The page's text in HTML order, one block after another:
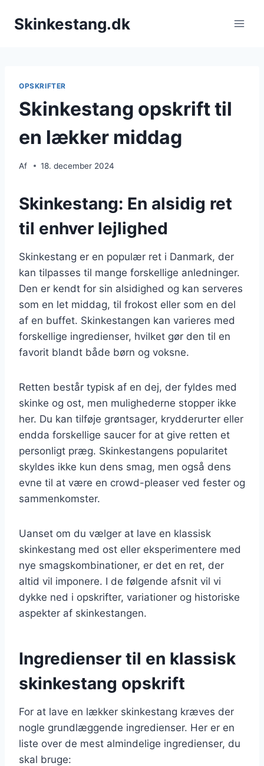
Skinkestang.dk
OPSKRIFTER
Skinkestang opskrift til
en lækker middag
Af 18. december 2024
Skinkestang: En alsidig ret
til enhver lejlighed
Skinkestang er en populær ret i Danmark, der
kan tilpasses til mange forskellige anledninger.
Den er kendt for sin alsidighed og kan serveres
som en let middag, til frokost eller som en del
af en buffet. Skinkestangen kan varieres med
forskellige ingredienser, hvilket gør den til en
favorit blandt både børn og voksne.
Retten består typisk af en dej, der fyldes med
skinke og ost, men mulighederne stopper ikke
her. Du kan tilføje grøntsager, krydderurter eller
endda forskellige saucer for at give retten et
personligt præg. Skinkestangens popularitet
skyldes ikke kun dens smag, men også dens
evne til at være en crowd-pleaser ved fester og
sammenkomster.
Uanset om du vælger at lave en klassisk
skinkestang med ost eller eksperimentere med
nye smagskombinationer, er det en ret, der
altid vil imponere. I de følgende afsnit vil vi
dykke ned i opskrifter, variationer og historiske
aspekter af skinkestangen.
Ingredienser til en klassisk
skinkestang opskrift
For at lave en lækker skinkestang kræves der
nogle grundlæggende ingredienser. Her er en
liste over de mest almindelige ingredienser, du
skal bruge: